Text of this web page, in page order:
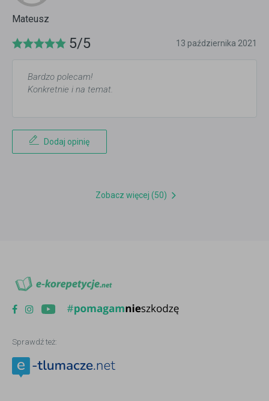
Mateusz
5/5 13 października 2021
Bardzo polecam!
Konkretnie i na temat.
Dodaj opinię
Zobacz więcej (50)
Sprawdź też: